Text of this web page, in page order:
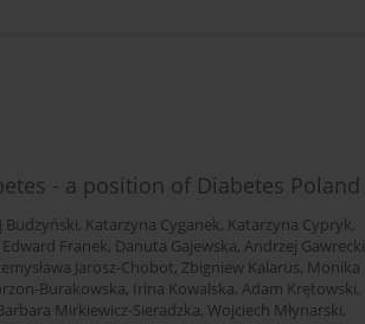
- a position of Diabetes Poland
Budzyński, Katarzyna Cyganek, Katarzyna Cypryk,
Edward Franek, Danuta Gajewska, Andrzej Gawrecki
Jarosz-Chobot, Zbigniew Kalarus, Monika
Burakowska, Irina Kowalska, Adam Krętowski,
Mirkiewicz-Sieradzka, Wojciech Młynarski,